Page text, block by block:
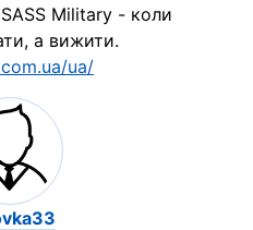
SASS Military - коли
а вижити.
ua/